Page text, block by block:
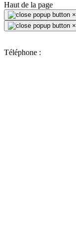
Haut de la page
×
×
Téléphone :